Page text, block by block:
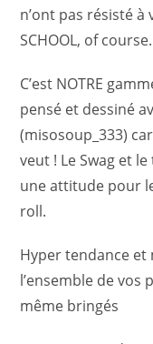
n’ont pas résisté à
SCHOOL, of course.
C’est NOTRE
pensé et dessiné
(misosoup_333)
veut ! Le Swag et
une attitude pour
roll.
Hyper tendance
l’ensemble de vos
même bringés